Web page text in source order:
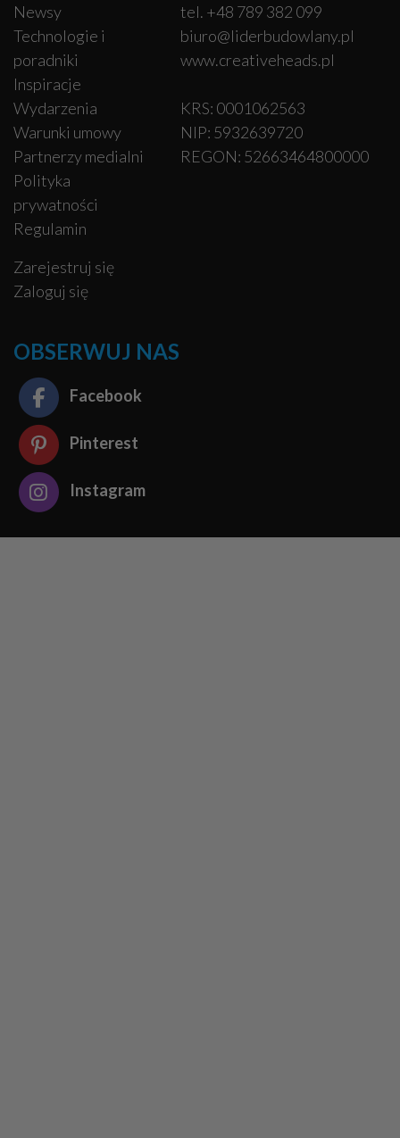
Newsy
Technologie i
poradniki
Inspiracje
Wydarzenia
Warunki umowy
Partnerzy medialni
Polityka
prywatności
Regulamin
Zarejestruj się
Zaloguj się
tel. +48 789 382 099
biuro@liderbudowlany.pl
www.creativeheads.pl
KRS: 0001062563
NIP: 5932639720
REGON: 52663464800000
OBSERWUJ NAS
Facebook
Pinterest
Instagram